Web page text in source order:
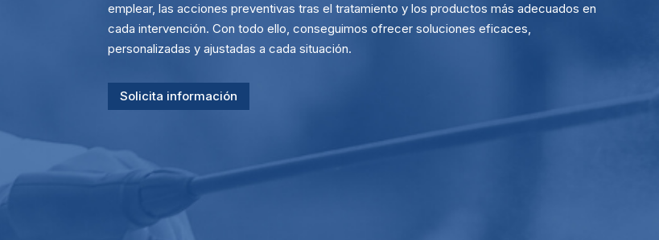
emplear, las acciones preventivas tras el tratamiento y los productos más adecuados en
cada intervención. Con todo ello, conseguimos ofrecer soluciones eficaces,
personalizadas y ajustadas a cada situación.
Solicita información